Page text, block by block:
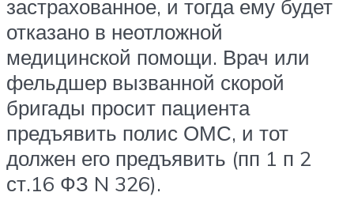
застрахованное, и тогда ему будет
отказано в неотложной
медицинской помощи. Врач или
фельдшер вызванной скорой
бригады просит пациента
предъявить полис ОМС, и тот
должен его предъявить (пп 1 п 2
ст.16 ФЗ N 326).